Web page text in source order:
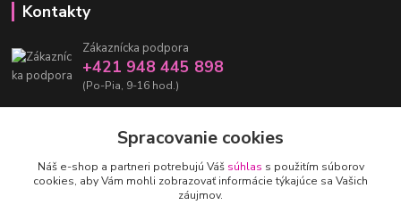
Kontakty
Zákaznícka podpora
+421 948 445 898
(Po-Pia, 9-16 hod.)
Spracovanie cookies
Náš e-shop a partneri potrebujú Váš súhlas s použitím súborov
cookies, aby Vám mohli zobrazovať informácie týkajúce sa Vašich
záujmov.